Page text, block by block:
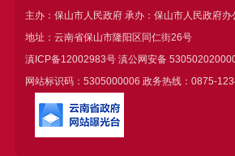
主办：保山市人民政府 承办：保山市人民政府办
地址：云南省保山市隆阳区同仁街26号
滇ICP备12002983号滇公网安备
网站标识码：5305000006 政务热线：0875-